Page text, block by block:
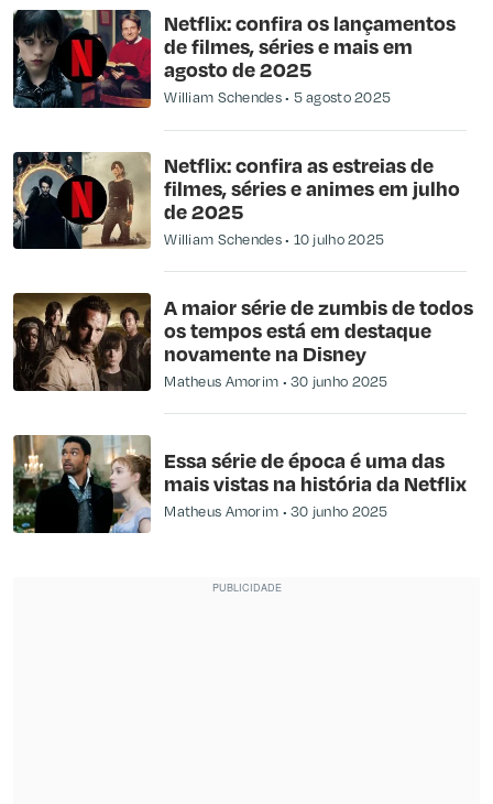
Netflix: confira os lançamentos
de filmes, séries e mais em
agosto de 2025
William Schendes 5 agosto 2025
Netflix: confira as estreias de
filmes, séries e animes em julho
de 2025
William Schendes 10 julho 2025
A maior série de zumbis de todos
os tempos está em destaque
novamente na Disney
Matheus Amorim 30 junho 2025
Essa série de época é uma das
mais vistas na história da Netflix
Matheus Amorim 30 junho 2025